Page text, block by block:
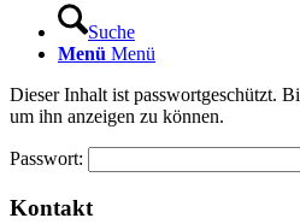
Suche
Menü Menü
Dieser Inhalt ist passwortgeschützt.
um ihn anzeigen zu können.
Passwort:
Kontakt